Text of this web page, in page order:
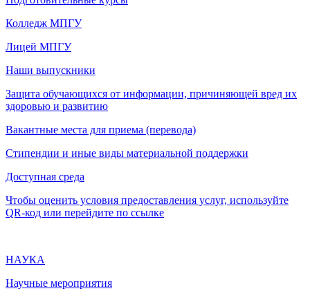
Колледж МПГУ
Лицей МПГУ
Наши выпускники
Защита обучающихся от информации, причиняющей вред их
здоровью и развитию
Вакантные места для приема (перевода)
Стипендии и иные виды материальной поддержки
Доступная среда
Чтобы оценить условия предоставления услуг, используйте
QR-код или перейдите по ссылке
НАУКА
Научные мероприятия